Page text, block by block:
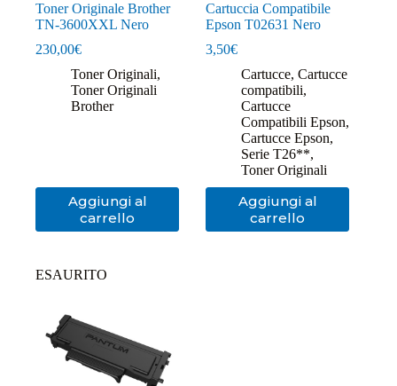
Toner Originale Brother
TN-3600XXL Nero
230,00€
Toner Originali,
Toner Originali
Brother
Aggiungi al
carrello
Cartuccia Compatibile
Epson T02631 Nero
3,50€
Cartucce,Cartucce
compatibili,
Cartucce
Compatibili Epson,
Cartucce Epson,
Serie T26**,
Toner Originali
Aggiungi al
carrello
ESAURITO